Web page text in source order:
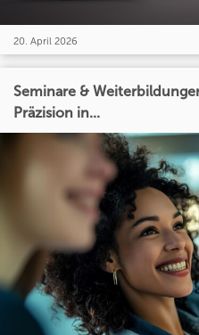
20. April 2026
Seminare &
Präzision in...